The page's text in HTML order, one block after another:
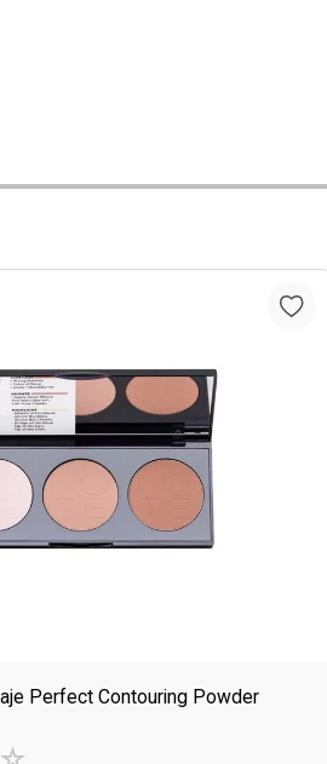
Perfect Contouring Powder